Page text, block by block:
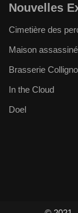
Nouvelles
Cimetière des
Maison
Brasserie
In the Cloud
Doel